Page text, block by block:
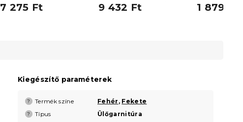
7 275 Ft 9 432 Ft 1 879 Ft
Kiegészítő paraméterek
? Termék színe Fehér , Fekete
? Típus
Ülőgarnitúra